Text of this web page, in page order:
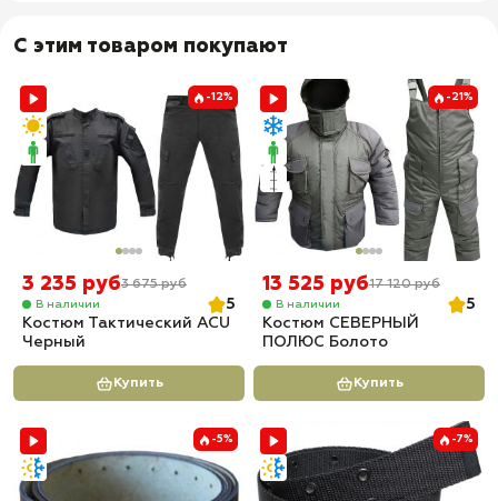
С этим товаром покупают
-12%
3 235 руб3 675 руб
В наличии
5
Костюм Тактический ACU
Черный
Купить
-21%
13 525 руб17 120 руб
В наличии
5
Костюм СЕВЕРНЫЙ
ПОЛЮС Болото
Купить
-5% -7%